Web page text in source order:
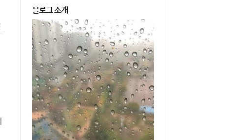
블로그 소개